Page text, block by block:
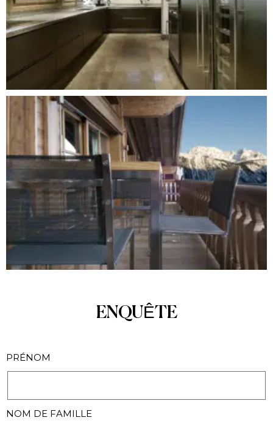
ENQUÊTE
PRÉNOM
NOM DE FAMILLE